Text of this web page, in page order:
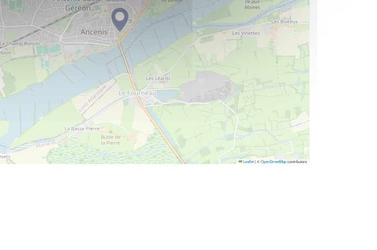
Leaflet|©OpenStreetMapcontributors